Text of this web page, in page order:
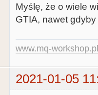
Myślę, że o wiele
GTIA, nawet gdyby
www.mq-workshop.pl
2021-01-05